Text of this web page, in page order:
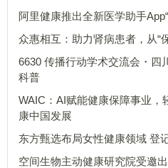
阿里健康推出全新医学助手
众惠相互：助力肾病患者，从“
6630 传播行动学术交流会・四
科普
WAIC：AI赋能健康保障事业，
康中国发展
东方甄选布局女性健康领域 登
空间生物主动健康研究院受邀